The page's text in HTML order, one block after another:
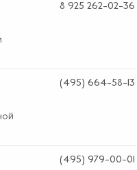
8 925 262-02-36
(495) 664-58-13
(495) 979-00-01